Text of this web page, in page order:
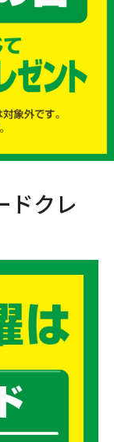
ドクレ